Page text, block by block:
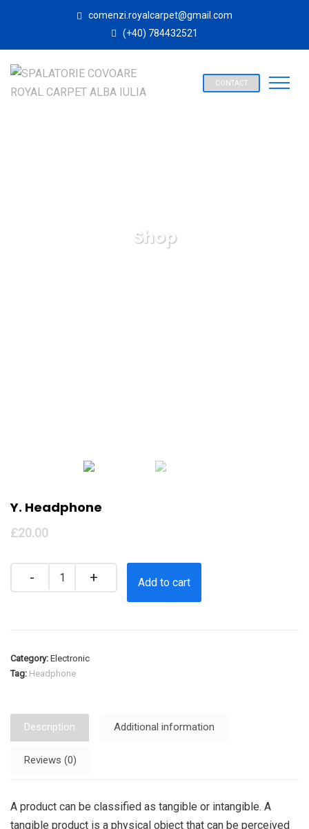
comenzi.royalcarpet@gmail.com
(+40) 784432521
CONTACT
Shop
Y. Headphone
£20.00
Add to cart
Category: Electronic
Tag: Headphone
Description Additional information
Reviews (0)
A product can be classified as tangible or intangible. A
tangible product is a physical object that can be perceived